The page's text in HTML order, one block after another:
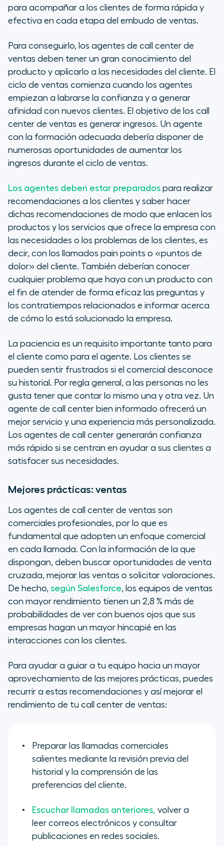
para acompañar a los clientes de forma rápida y
efectiva en cada etapa del embudo de ventas.
Para conseguirlo, los agentes de call center de
ventas deben tener un gran conocimiento del
producto y aplicarlo a las necesidades del cliente. El
ciclo de ventas comienza cuando los agentes
empiezan a labrarse la confianza y a generar
afinidad con nuevos clientes. El objetivo de los call
center de ventas es generar ingresos. Un agente
con la formación adecuada debería disponer de
numerosas oportunidades de aumentar los
ingresos durante el ciclo de ventas.
Los agentes deben estar preparados para realizar
recomendaciones a los clientes y saber hacer
dichas recomendaciones de modo que enlacen los
productos y los servicios que ofrece la empresa con
las necesidades o los problemas de los clientes, es
decir, con los llamados pain points o «puntos de
dolor» del cliente. También deberían conocer
cualquier problema que haya con un producto con
el fin de atender de forma eficaz las preguntas y
los contratiempos relacionados e informar acerca
de cómo lo está solucionado la empresa.
La paciencia es un requisito importante tanto para
el cliente como para el agente. Los clientes se
pueden sentir frustrados si el comercial desconoce
su historial. Por regla general, a las personas no les
gusta tener que contar lo mismo una y otra vez. Un
agente de call center bien informado ofrecerá un
mejor servicio y una experiencia más personalizada.
Los agentes de call center generarán confianza
más rápido si se centran en ayudar a sus clientes a
satisfacer sus necesidades.
Mejores prácticas: ventas
Los agentes de call center de ventas son
comerciales profesionales, por lo que es
fundamental que adopten un enfoque comercial
en cada llamada. Con la información de la que
dispongan, deben buscar oportunidades de venta
cruzada, mejorar las ventas o solicitar valoraciones.
De hecho, según Salesforce, los equipos de ventas
con mayor rendimiento tienen un 2,8 % más de
probabilidades de ver con buenos ojos que sus
empresas hagan un mayor hincapié en las
interacciones con los clientes.
Para ayudar a guiar a tu equipo hacia un mayor
aprovechamiento de las mejores prácticas, puedes
recurrir a estas recomendaciones y así mejorar el
rendimiento de tu call center de ventas:
Preparar las llamadas comerciales
salientes mediante la revisión previa del
historial y la comprensión de las
preferencias del cliente.
Escuchar llamadas anteriores, volver a
leer correos electrónicos y consultar
publicaciones en redes sociales.